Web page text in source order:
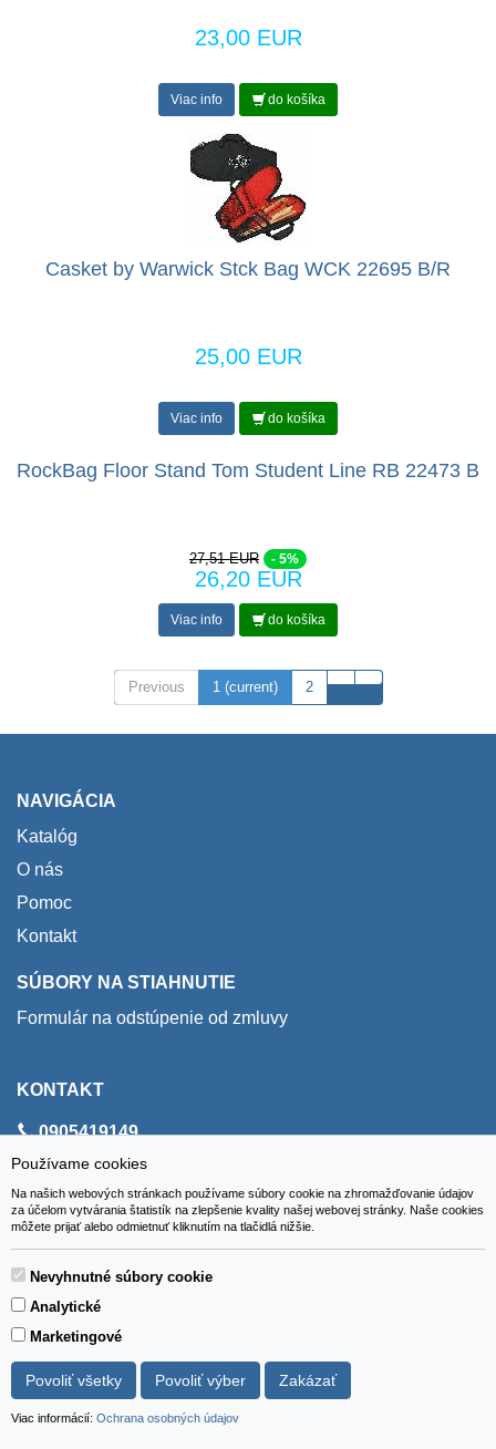
Používame cookies
Na našich webových stránkach používame súbory cookie na zhromažďovanie údajov
za účelom vytvárania štatistík na zlepšenie kvality našej webovej stránky. Naše cookies
môžete prijať alebo odmietnuť kliknutím na tlačidlá nižšie.
Nevyhnutné súbory cookie
Analytické
Marketingové
Povoliť všetky Povoliť výber Zakázať
Viac informácií: Ochrana osobných údajov
23,00 EUR
Viac info do košíka
Casket by Warwick Stck Bag WCK 22695 B/R
25,00 EUR
Viac info do košíka
RockBag Floor Stand Tom Student Line RB 22473 B
27,51 EUR - 5%
26,20 EUR
Viac info do košíka
Previous 1 (current) 2
NAVIGÁCIA
Katalóg
O nás
Pomoc
Kontakt
SÚBORY NA STIAHNUTIE
Formulár na odstúpenie od zmluvy
KONTAKT
0905419149
svencel@gmail.com
ADRESA
Hviezdoslavova 280/6, 965 01 Žiar nad Hronom
Slovakia (Slovak Republic)